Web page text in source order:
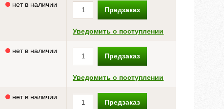
нет в наличии
Предзаказ
Уведомить о поступлении
нет в наличии
Предзаказ
Уведомить о поступлении
нет в наличии
Предзаказ